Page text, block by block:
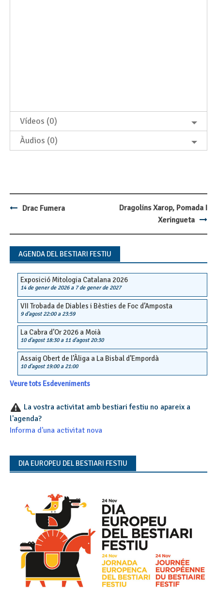
Vídeos (0)
Àudios (0)
navigation
Drac Fumera
Dragolins Xarop, Pomada I
Xeringueta
AGENDA DEL BESTIARI FESTIU
Exposició Mitologia Catalana 2026
14 de gener de 2026a 7 de gener de 2027
VII Trobada de Diables i Bèsties de Foc d’Amposta
9 d'agost 22:00a 23:59
La Cabra d’Or 2026 a Moià
10 d'agost 18:30a 11 d'agost 20:30
Assaig Obert de l’Àliga a La Bisbal d’Empordà
10 d'agost 19:00a 21:00
Veure tots Esdeveniments
La vostra activitat amb bestiari festiu no apareix a
l'agenda?
Informa d'una activitat nova
DIA EUROPEU DEL BESTIARI FESTIU